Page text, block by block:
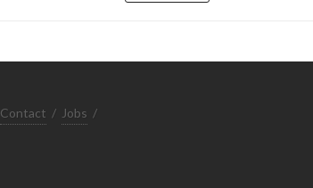
Contact / Jobs /